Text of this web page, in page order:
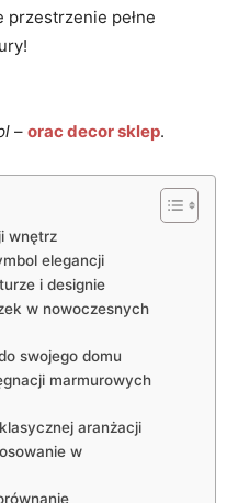
pełne
– orac decor sklep.
wnętrz
elegancji
i designie
w nowoczesnych
swojego domu
marmurowych
aranżacji
w